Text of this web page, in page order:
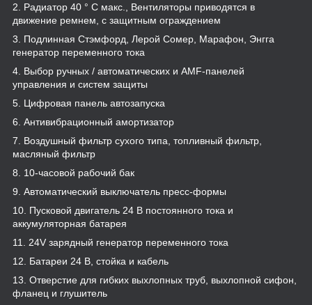
2. Радиатор 40 ° C макс., Вентиляторы приводятся в
движение ремнем, с защитным ограждением
3. Подлинная Стэмфорд, Лерой Сомер, Марафон, Энгга
генератор переменного тока
4. Выбор ручных / автоматических и AMF-панелей
управления и систем защиты
5. Цифровая панель автозапуска
6. Антивибрационный амортизатор
7. Воздушный фильтр сухого типа, топливный фильтр,
масляный фильтр
8. 10-часовой рабочий бак
9. Автоматический выключатель пресс-формы
10. Пусковой двигатель 24 В постоянного тока и
аккумуляторная батарея
11. 24V зарядный генератор переменного тока
12. Батареи 24 В, стойка и кабель
13. Отверстие для гибких выхлопных труб, выхлопной сифон,
фланец и глушитель